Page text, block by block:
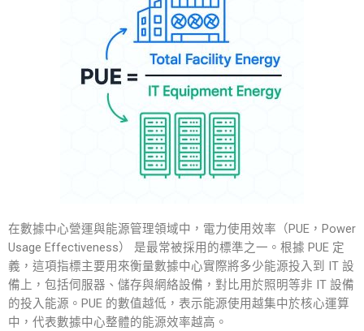
在數據中心營運與能源管理領域中，電力使用效率（PUE，Power
Usage Effectiveness） 是最常被採用的標準之一。根據 PUE 定
義 ，這項指標主要用來衡量數據中心實際將多少能源投入到 IT 設
備上，包括伺服器、儲存與網絡設備，對比用於照明等非 IT 設備
的投入能源。PUE 的數值越低，表示能源使用越集中於核心運算
中，代表數據中心整體的能源效率越高。